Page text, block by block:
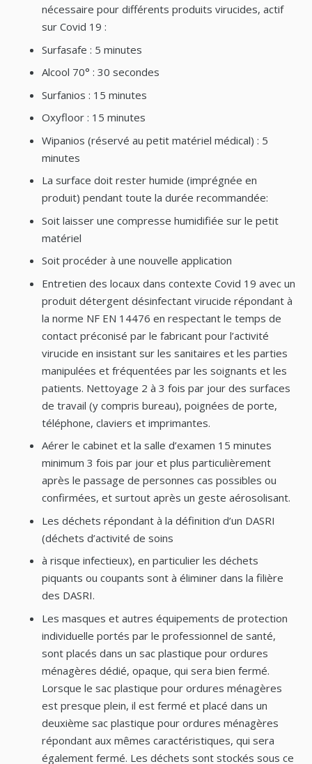
nécessaire pour différents produits virucides, actif
sur Covid 19 :
Surfasafe : 5 minutes
Alcool 70° : 30 secondes
Surfanios : 15 minutes
Oxyfloor : 15 minutes
Wipanios (réservé au petit matériel médical) : 5
minutes
La surface doit rester humide (imprégnée en
produit) pendant toute la durée recommandée:
Soit laisser une compresse humidifiée sur le petit
matériel
Soit procéder à une nouvelle application
Entretien des locaux dans contexte Covid 19 avec un
produit détergent désinfectant virucide répondant à
la norme NF EN 14476 en respectant le temps de
contact préconisé par le fabricant pour l’activité
virucide en insistant sur les sanitaires et les parties
manipulées et fréquentées par les soignants et les
patients. Nettoyage 2 à 3 fois par jour des surfaces
de travail (y compris bureau), poignées de porte,
téléphone, claviers et imprimantes.
Aérer le cabinet et la salle d’examen 15 minutes
minimum 3 fois par jour et plus particulièrement
après le passage de personnes cas possibles ou
confirmées, et surtout après un geste aérosolisant.
Les déchets répondant à la définition d’un DASRI
(déchets d’activité de soins
à risque infectieux), en particulier les déchets
piquants ou coupants sont à éliminer dans la filière
des DASRI.
Les masques et autres équipements de protection
individuelle portés par le professionnel de santé,
sont placés dans un sac plastique pour ordures
ménagères dédié, opaque, qui sera bien fermé.
Lorsque le sac plastique pour ordures ménagères
est presque plein, il est fermé et placé dans un
deuxième sac plastique pour ordures ménagères
répondant aux mêmes caractéristiques, qui sera
également fermé. Les déchets sont stockés sous ce